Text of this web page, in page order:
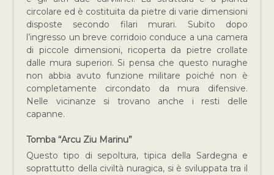
circolare ed è costituita da pietre di varie dimensioni
disposte secondo filari murari. Subito dopo
l’ingresso un breve corridoio conduce a una camera
di piccole dimensioni, ricoperta da pietre crollate
dalle mura superiori. Si pensa che questo nuraghe
non abbia avuto funzione militare poiché non è
completamente circondato da mura difensive.
Nelle vicinanze si trovano anche i resti delle
capanne.
Tomba “Arcu Ziu Marinu”
Questo tipo di sepoltura, tipica della Sardegna e
soprattutto della civiltà nuragica, si è sviluppata tra il